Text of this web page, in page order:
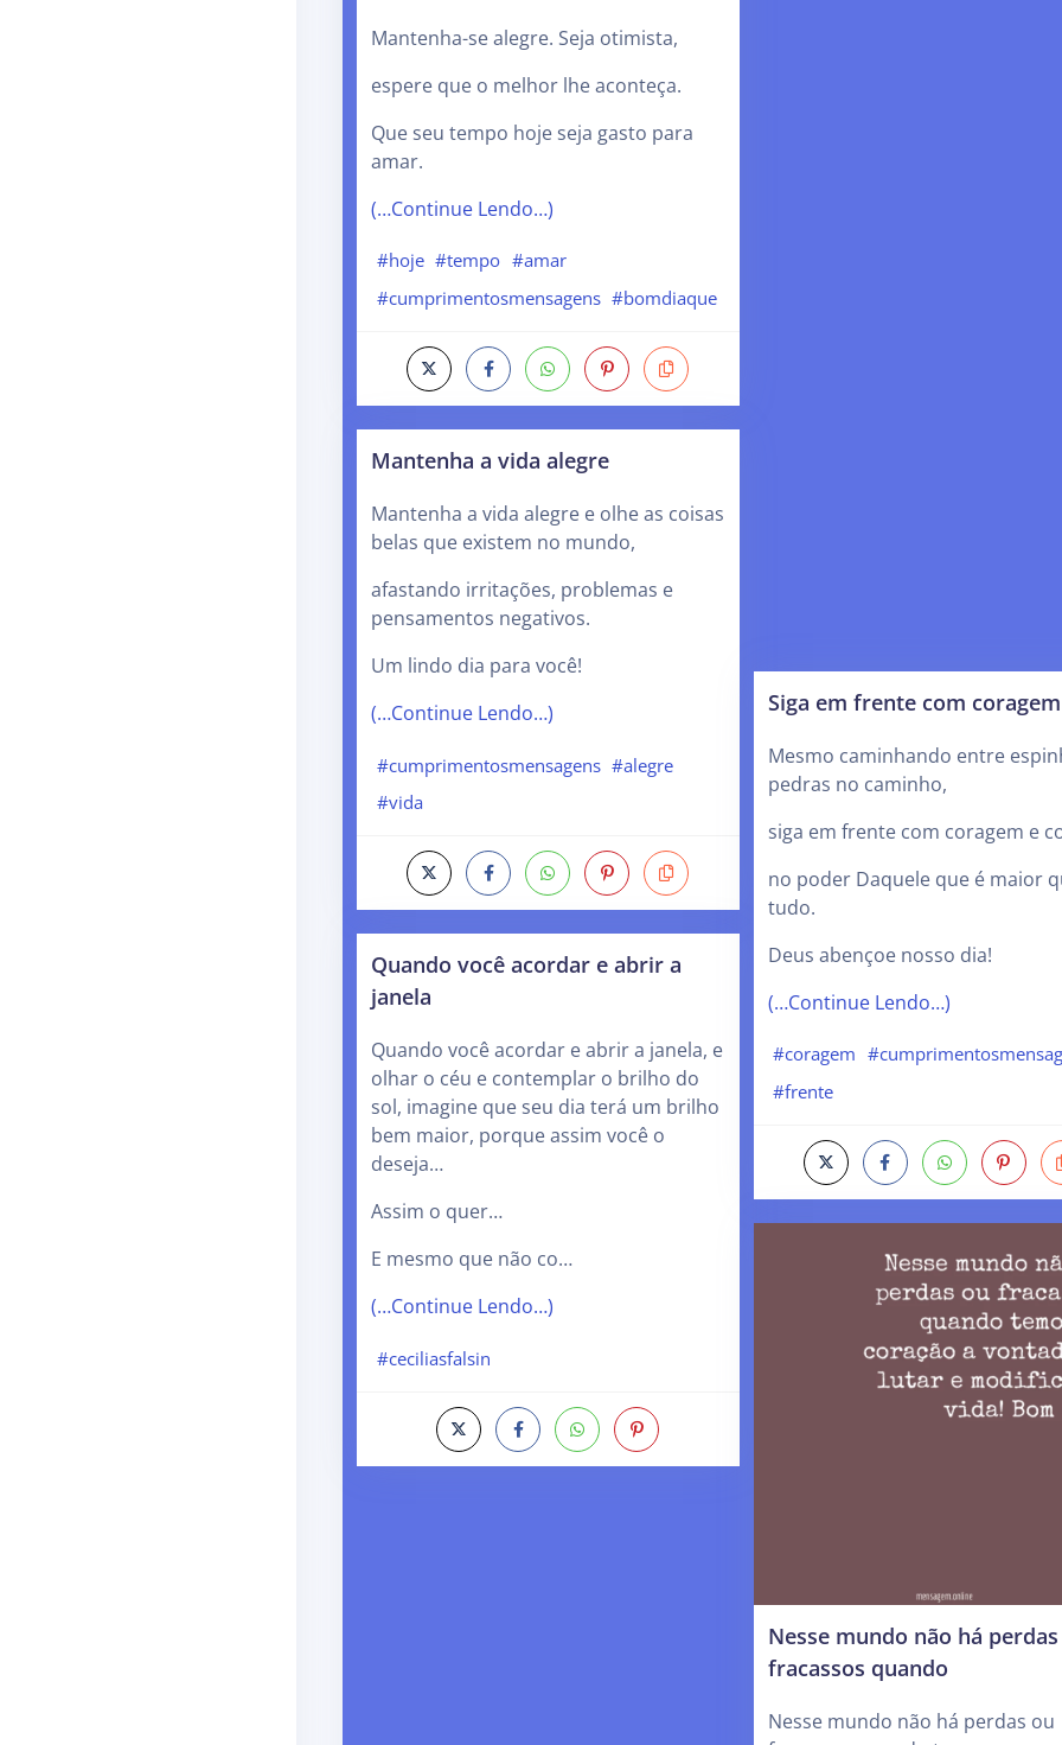
Mantenha-se alegre. Seja otimista,
espere que o melhor lhe aconteça.
Que seu tempo hoje seja gasto para
amar.
(…Continue Lendo…)
#hoje #tempo #amar
#cumprimentosmensagens #bomdiaque
Mantenha a vida alegre
Mantenha a vida alegre e olhe as coisas
belas que existem no mundo,
afastando irritações, problemas e
pensamentos negativos.
Um lindo dia para você!
(…Continue Lendo…)
#cumprimentosmensagens #alegre
#vida
Quando você acordar e abrir a
janela
Quando você acordar e abrir a janela, e
olhar o céu e contemplar o brilho do
sol, imagine que seu dia terá um brilho
bem maior, porque assim você o
deseja…
Assim o quer…
E mesmo que não co…
(…Continue Lendo…)
#ceciliasfalsin
Siga em frente com coragem
Mesmo caminhando entre
pedras no caminho,
siga em frente com coragem e
no poder Daquele que é maior
tudo.
Deus abençoe nosso dia!
(…Continue Lendo…)
#coragem
#frente
Nesse mundo não há
fracassos quando
Nesse mundo não há perdas ou